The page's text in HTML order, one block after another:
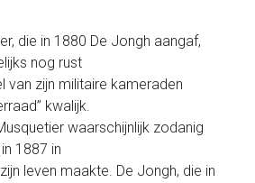
die in 1880 De Jongh aangaf,
nog rust
van zijn militaire kameraden
kwalijk.
waarschijnlijk zodanig
1887 in
leven maakte. De Jongh, die in